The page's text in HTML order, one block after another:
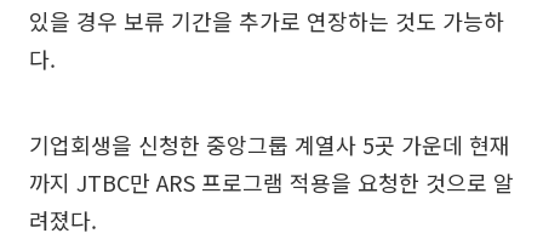
있을 경우 보류 기간을 추가로 연장하는 것도 가능하
다.
기업회생을 신청한 중앙그룹 계열사 5곳 가운데 현재
까지 JTBC만 ARS 프로그램 적용을 요청한 것으로 알
려졌다.